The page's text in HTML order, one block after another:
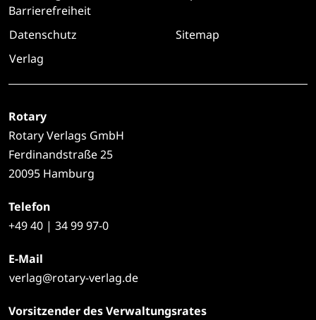
Barrierefreiheit
Datenschutz
Sitemap
Verlag
Rotary
Rotary Verlags GmbH
Ferdinandstraße 25
20095 Hamburg
Telefon
+4940 | 34 99 97-0
E-Mail
verlag@rotary-verlag.de
Vorsitzender des Verwaltungsrates